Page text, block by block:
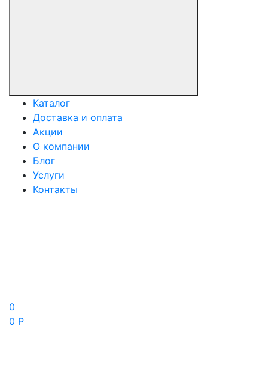
Каталог
Доставка и оплата
Акции
О компании
Блог
Услуги
Контакты
0
0 Р